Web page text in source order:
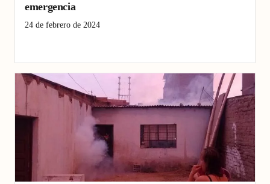
emergencia
24 de febrero de 2024